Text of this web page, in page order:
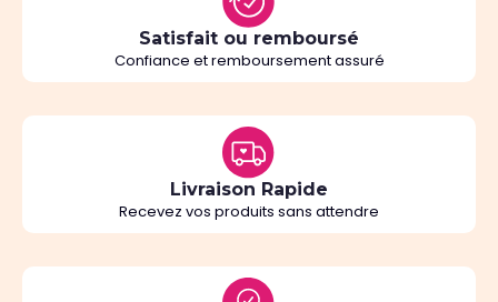
Satisfait ou remboursé
Confiance et remboursement assuré
Livraison Rapide
Recevez vos produits sans attendre